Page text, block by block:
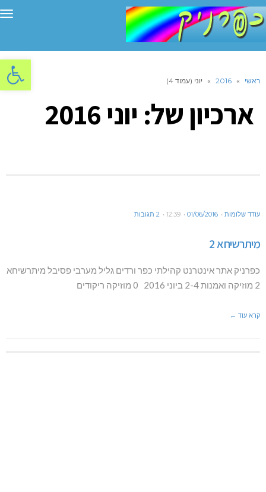
פתח
ראשי »
2016
» יוני (עמוד 4)
ארכיון של: יוני 2016
עודד שלומות 01/06/2016
12:39 2 תגובות
מיתרשיחא 2
כפרניק אתר אינטרנט קהילתי כפר ורדים גליל מערבי פסיבל מיתרשיחא
2 מוזיקה ואמנות 2-4 ביוני 2016 0 מוזיקה ריקודים
קרא עוד ←